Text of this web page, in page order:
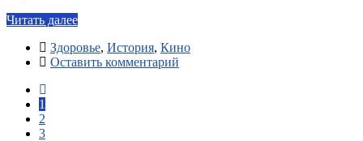
Читать далее
Здоровье, История, Кино
Оставить комментарий
1
2
3